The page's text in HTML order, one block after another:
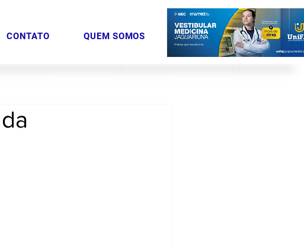
CONTATO QUEM SOMOS